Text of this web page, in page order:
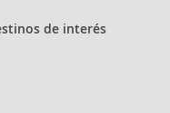
de interés